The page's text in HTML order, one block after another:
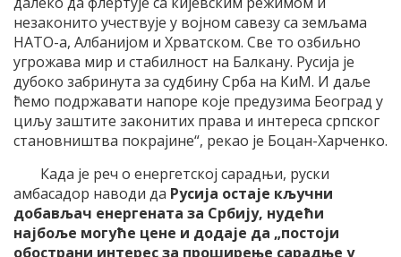
незаконито учествује у војном савезу са земљама
НАТО-а, Албанијом и Хрватском. Све то озбиљно
угрожава мир и стабилност на Балкану. Русија је
дубоко забринута за судбину Срба на КиМ. И даље
ћемо подржавати напоре које предузима Београд у
циљу заштите законитих права и интереса српског
становништва покрајине“, рекао је Боцан-Харченко.
Када је реч о енергетској сарадњи, руски
амбасадор наводи да Русија остаје кључни
добављач енергената за Србију, нудећи
најбоље могуће цене и додаје да „постоји
обострани интерес за проширење сарадње у